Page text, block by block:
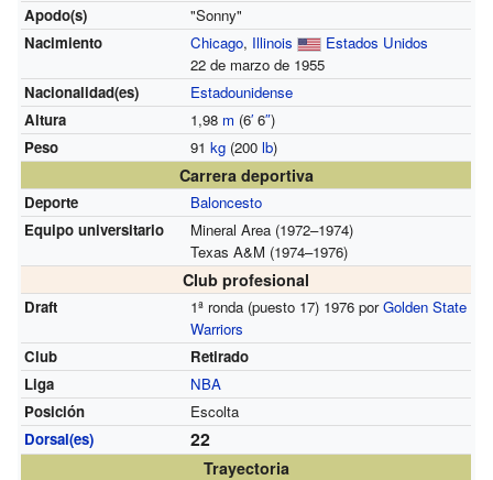
Apodo(s)
"Sonny"
Nacimiento
Chicago, Illinois
Estados Unidos
22 de marzo de 1955
Nacionalidad(es)
Estadounidense
Altura
1,98 m (6′6″)
Peso
91 kg(200 lb)
Carrera deportiva
Deporte
Baloncesto
Equipo universitario
Mineral Area (1972–1974)
Texas A&M (1974–1976)
Club profesional
Draft 1ª ronda (puesto 17) 1976 porGolden State
Warriors
Club
Retirado
Liga
NBA
Posición
Escolta
Dorsal(es)
22
Trayectoria